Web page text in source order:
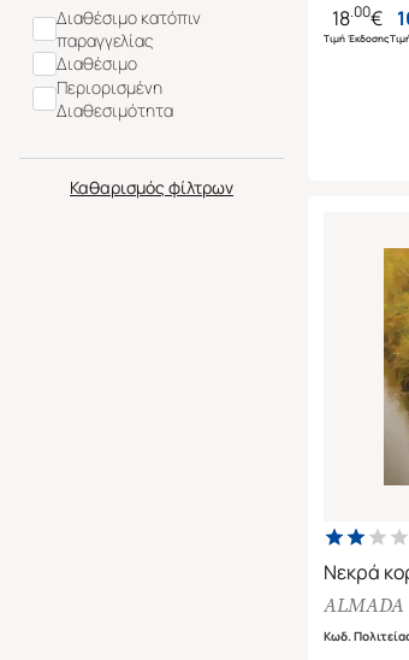
Διαθέσιμο κατόπιν
παραγγελίας
Διαθέσιμο
Περιορισμένη
Διαθεσιμότητα
Καθαρισμός
18.00€
Τιμή Έκδοσης
Νεκρά
ALMADA
Κωδ.